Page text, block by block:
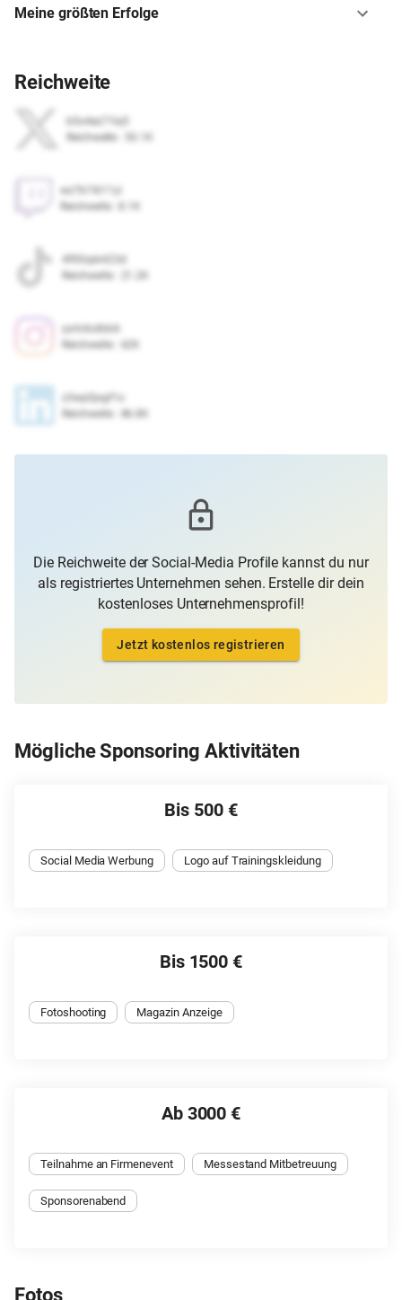
Meine größten Erfolge
Reichweite
b5o4ez71iq5
Reichweite
wz7b74i11yi
Reichweite
4f00zpk423d
Reichweite
yyrlc6o8dck
Reichweite
62K
z3wp0jxgf1o
Reichweite
86.8K
Die Reichweite der Social-Media Profile kannst du nur
als registriertes Unternehmen sehen. Erstelle dir dein
kostenloses Unternehmensprofil!
Jetzt kostenlos registrieren
Mögliche Sponsoring Aktivitäten
Bis 500 €
Social Media Werbung Logo auf Trainingskleidung
Bis 1500 €
Fotoshooting Magazin Anzeige
Ab 3000 €
Teilnahme an Firmenevent Messestand Mitbetreuung
Sponsorenabend
Fotos